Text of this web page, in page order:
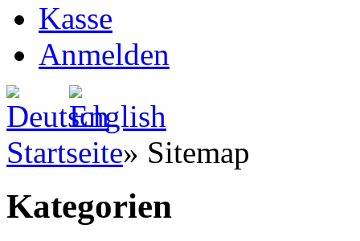
Kasse
Anmelden
Startseite» Sitemap
Kategorien